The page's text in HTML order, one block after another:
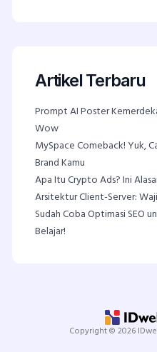
Artikel Terbaru
Prompt AI Poster
Wow
MySpace Comeback! Yuk,
Brand Kamu
Apa Itu Crypto Ads? Ini
Arsitektur Client-Server:
Sudah Coba Optimasi SEO
Belajar!
Copyright © 2026